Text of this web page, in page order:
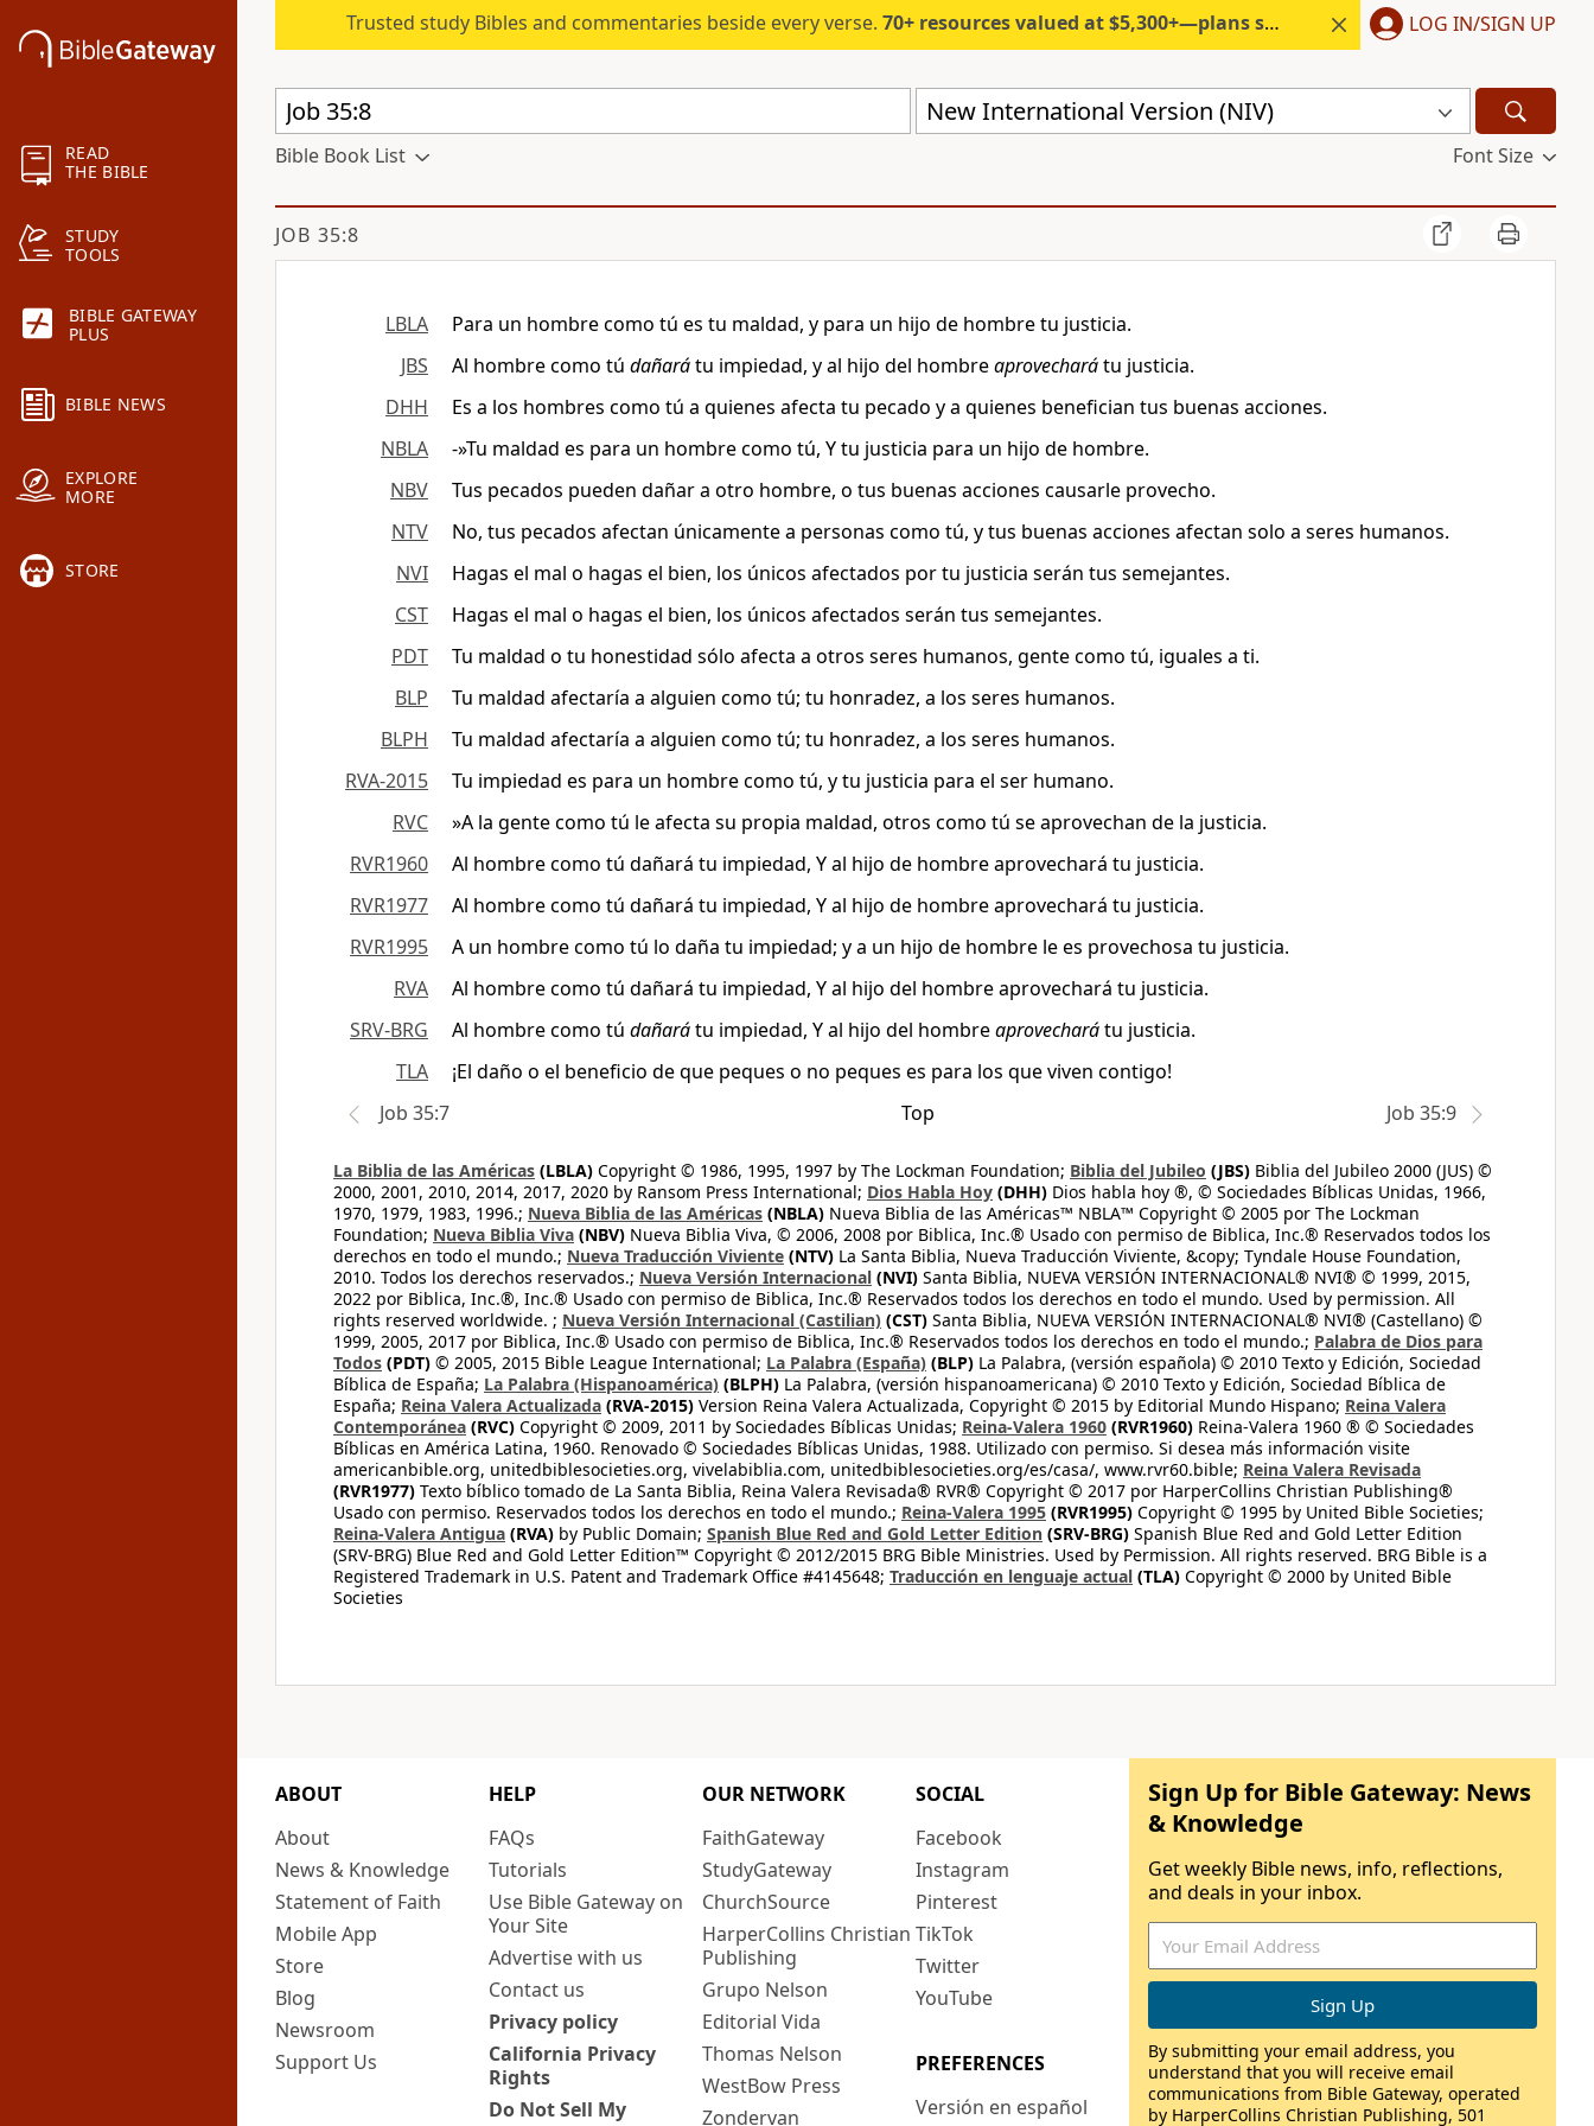
READ
THE BIBLE
STUDY
TOOLS
BIBLE GATEWAY
PLUS
BIBLE NEWS
EXPLORE
MORE
STORE
Trusted study Bibles and commentaries beside every verse. 70+ resources valued at $5,300+—plans start under $6/month. LOG IN/SIGN UP
New International Version (NIV)
Bible Book List Font Size
JOB 35:8
LBLA
Para un hombre como tú es tu maldad, y para un hijo de hombre tu justicia.
JBS
Al hombre como tú dañarátu impiedad, y al hijo del hombreaprovecharátu justicia.
DHH
Es a los hombres como tú a quienes afecta tu pecado y a quienes benefician tus buenas acciones.
NBLA
-»Tu maldad es para un hombre como tú, Y tu justicia para un hijo de hombre.
NBV
Tus pecados pueden dañar a otro hombre, o tus buenas acciones causarle provecho.
NTV
No, tus pecados afectan únicamente a personas como tú, y tus buenas acciones afectan solo a seres humanos.
NVI
Hagas el mal o hagas el bien, los únicos afectados por tu justicia serán tus semejantes.
CST
Hagas el mal o hagas el bien, los únicos afectados serán tus semejantes.
PDT
Tu maldad o tu honestidad sólo afecta a otros seres humanos, gente como tú, iguales a ti.
BLP
Tu maldad afectaría a alguien como tú; tu honradez, a los seres humanos.
BLPH
Tu maldad afectaría a alguien como tú; tu honradez, a los seres humanos.
RVA-2015
Tu impiedad es para un hombre como tú, y tu justicia para el ser humano.
RVC
»A la gente como tú le afecta su propia maldad, otros como tú se aprovechan de la justicia.
RVR1960
Al hombre como tú dañará tu impiedad, Y al hijo de hombre aprovechará tu justicia.
RVR1977
Al hombre como tú dañará tu impiedad, Y al hijo de hombre aprovechará tu justicia.
RVR1995
A un hombre como tú lo daña tu impiedad; y a un hijo de hombre le es provechosa tu justicia.
RVA
Al hombre como tú dañará tu impiedad, Y al hijo del hombre aprovechará tu justicia.
SRV-BRG
Al hombre como tú dañarátu impiedad, Y al hijo del hombreaprovecharátu justicia.
TLA
¡El daño o el beneficio de que peques o no peques es para los que viven contigo!
Job 35:7
Top Job 35:9
La Biblia de las Américas (LBLA) Copyright © 1986, 1995, 1997 by The Lockman Foundation; Biblia del Jubileo (JBS) Biblia del Jubileo 2000 (JUS) ©
2000, 2001, 2010, 2014, 2017, 2020 by Ransom Press International; Dios Habla Hoy (DHH) Dios habla hoy ®, © Sociedades Bíblicas Unidas, 1966,
1970, 1979, 1983, 1996.; Nueva Biblia de las Américas (NBLA) Nueva Biblia de las Américas™ NBLA™ Copyright © 2005 por The Lockman
Foundation; Nueva Biblia Viva (NBV) Nueva Biblia Viva, © 2006, 2008 por Biblica, Inc.® Usado con permiso de Biblica, Inc.® Reservados todos los
derechos en todo el mundo.; Nueva Traducción Viviente (NTV) La Santa Biblia, Nueva Traducción Viviente, &copy; Tyndale House Foundation,
2010. Todos los derechos reservados.; Nueva Versión Internacional (NVI) Santa Biblia, NUEVA VERSIÓN INTERNACIONAL® NVI® © 1999, 2015,
2022 por Biblica, Inc.®, Inc.® Usado con permiso de Biblica, Inc.® Reservados todos los derechos en todo el mundo. Used by permission. All
rights reserved worldwide. ; Nueva Versión Internacional (Castilian) (CST) Santa Biblia, NUEVA VERSIÓN INTERNACIONAL® NVI® (Castellano) ©
1999, 2005, 2017 por Biblica, Inc.® Usado con permiso de Biblica, Inc.® Reservados todos los derechos en todo el mundo.; Palabra de Dios para
Todos (PDT) © 2005, 2015 Bible League International; La Palabra (España) (BLP) La Palabra, (versión española) © 2010 Texto y Edición, Sociedad
Bíblica de España; La Palabra (Hispanoamérica) (BLPH) La Palabra, (versión hispanoamericana) © 2010 Texto y Edición, Sociedad Bíblica de
España; Reina Valera Actualizada (RVA-2015) Version Reina Valera Actualizada, Copyright © 2015 by Editorial Mundo Hispano; Reina Valera
Contemporánea (RVC) Copyright © 2009, 2011 by Sociedades Bíblicas Unidas; Reina-Valera 1960 (RVR1960) Reina-Valera 1960 ® © Sociedades
Bíblicas en América Latina, 1960. Renovado © Sociedades Bíblicas Unidas, 1988. Utilizado con permiso. Si desea más información visite
americanbible.org, unitedbiblesocieties.org, vivelabiblia.com, unitedbiblesocieties.org/es/casa/, www.rvr60.bible; Reina Valera Revisada
(RVR1977) Texto bíblico tomado de La Santa Biblia, Reina Valera Revisada® RVR® Copyright © 2017 por HarperCollins Christian Publishing®
Usado con permiso. Reservados todos los derechos en todo el mundo.; Reina-Valera 1995 (RVR1995) Copyright © 1995 by United Bible Societies;
Reina-Valera Antigua (RVA) by Public Domain; Spanish Blue Red and Gold Letter Edition (SRV-BRG) Spanish Blue Red and Gold Letter Edition
(SRV-BRG) Blue Red and Gold Letter Edition™ Copyright © 2012/2015 BRG Bible Ministries. Used by Permission. All rights reserved. BRG Bible is a
Registered Trademark in U.S. Patent and Trademark Office #4145648; Traducción en lenguaje actual (TLA) Copyright © 2000 by United Bible
Societies
ABOUT
About
News & Knowledge
Statement of Faith
Mobile App
Store
Blog
Newsroom
Support Us
HELP
FAQs
Tutorials
Use Bible Gateway on
Your Site
Advertise with us
Contact us
Privacy policy
California Privacy
Rights
Do Not Sell My
OUR NETWORK
FaithGateway
StudyGateway
ChurchSource
HarperCollins Christian
Publishing
Grupo Nelson
Editorial Vida
Thomas Nelson
WestBow Press
Zondervan
SOCIAL
Facebook
Instagram
Pinterest
TikTok
Twitter
YouTube
PREFERENCES
Versión en español
Sign Up for Bible Gateway: News
& Knowledge
Get weekly Bible news, info, reflections,
and deals in your inbox.
By submitting your email address, you
understand that you will receive email
communications from Bible Gateway, operated
by HarperCollins Christian Publishing, 501